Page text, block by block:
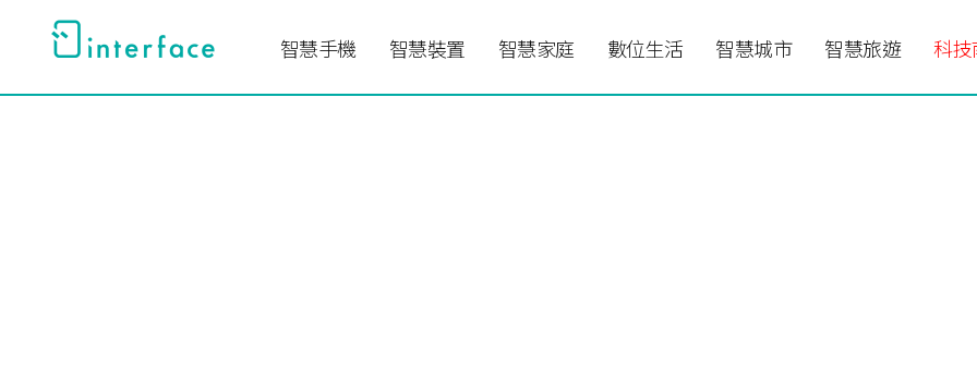
要
智慧手機 智慧裝置 智慧家庭 數位生活 智慧城市 智慧旅遊 科技